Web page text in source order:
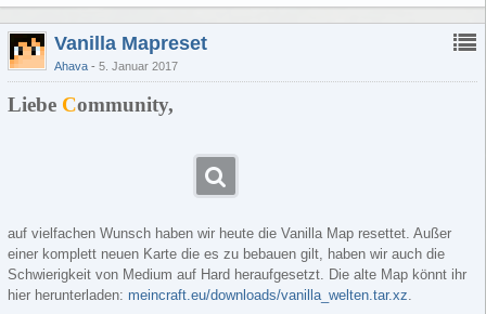
Vanilla Mapreset
Ahava 5. Januar 2017
Liebe Community,
auf vielfachen Wunsch haben wir heute die Vanilla Map resettet. Außer
einer komplett neuen Karte die es zu bebauen gilt, haben wir auch die
Schwierigkeit von Medium auf Hard heraufgesetzt. Die alte Map könnt ihr
hier herunterladen: meincraft.eu/downloads/vanilla_welten.tar.xz.